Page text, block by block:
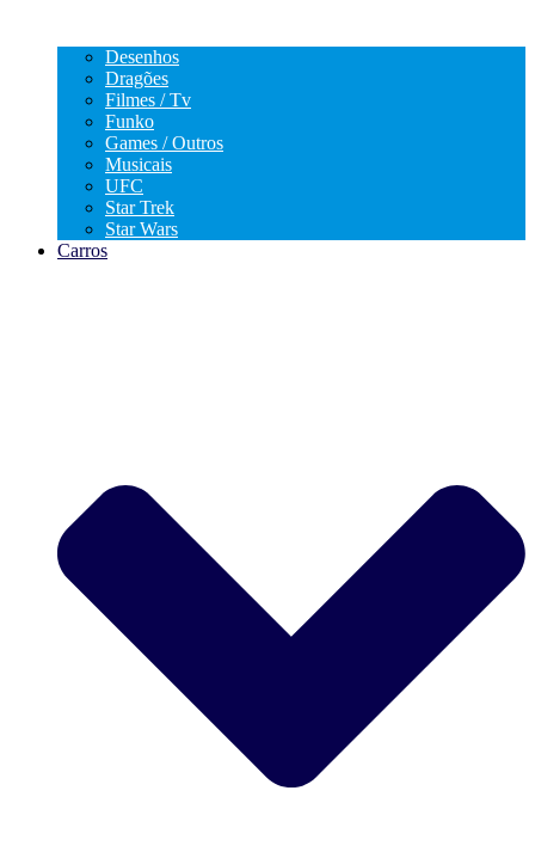
Desenhos
Dragões
Filmes / Tv
Funko
Games / Outros
Musicais
UFC
Star Trek
Star Wars
Carros